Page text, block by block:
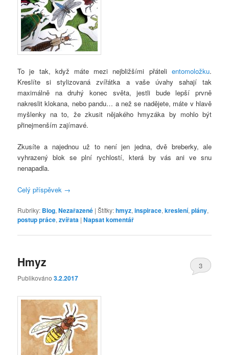
To je tak, když máte mezi nejbližšími přáteli entomoložku.
Kreslíte si stylizovaná zvířátka a vaše úvahy sahají tak
maximálně na druhý konec světa, jestli bude lepší prvně
nakreslit klokana, nebo pandu… a než se nadějete, máte v hlavě
myšlenky na to, že zkusit nějakého hmyzáka by mohlo být
přinejmenším zajímavé.
Zkusíte a najednou už to není jen jedna, dvě breberky, ale
vyhrazený blok se plní rychlostí, která by vás ani ve snu
nenapadla.
Celý příspěvek →
Rubriky: Blog,Nezařazené |Štítky:hmyz,inspirace,kreslení,plány,
postup práce,zvířata |Napsat komentář
Hmyz
Publikováno3.2.2017
3